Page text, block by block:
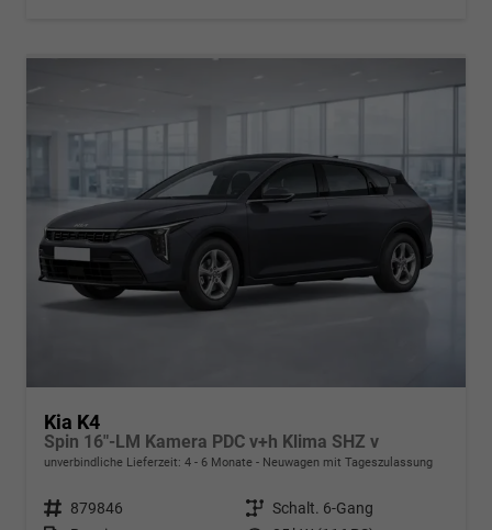
Kia K4
Spin 16"-LM Kamera PDC v+h Klima SHZ v
unverbindliche Lieferzeit: 4 - 6 Monate Neuwagen mit Tageszulassung
Fahrzeugnr. 879846 Getriebe Schalt. 6-Gang